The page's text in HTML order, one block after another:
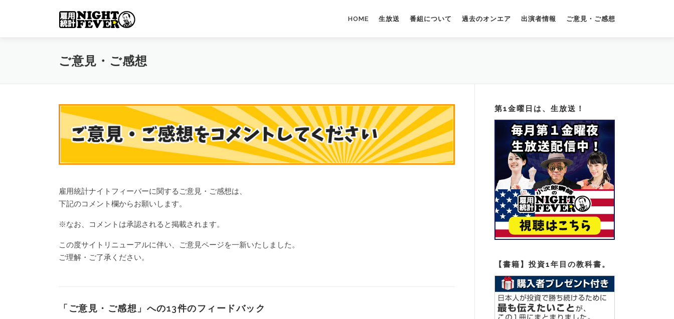
HOME 生放送 番組について 過去のオンエア 出演者情報 ご意見・ご感想
ご意見・ご感想
雇用統計ナイトフィーバーに関するご意見・ご感想は、
下記のコメント欄からお願いします。
※なお、コメントは承認されると掲載されます。
この度サイトリニューアルに伴い、ご意見ページを一新いたしました。
ご理解・ご了承ください。
「 ご意見・ご感想 」への13件のフィードバック
第1金曜日は、生放送！
【書籍】投資1年目の教科書。